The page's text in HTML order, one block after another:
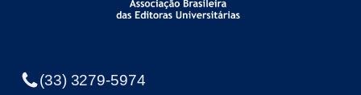
(33) 3279-5974